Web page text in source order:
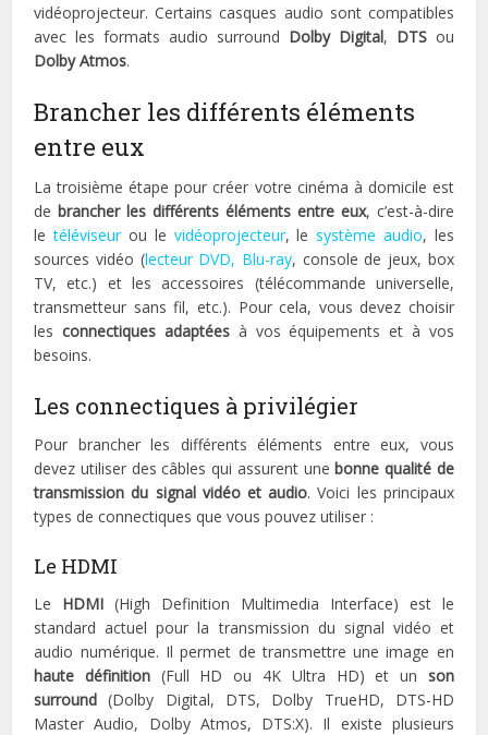
vidéoprojecteur. Certains casques audio sont compatibles
avec les formats audio surround Dolby Digital, DTSou
Dolby Atmos.
Brancher les différents éléments
entre eux
La troisième étape pour créer votre cinéma à domicile est
debrancher les différents éléments entre eux, c’est-à-dire
letéléviseurou le vidéoprojecteur, lesystème audio, les
sources vidéo (lecteur DVD, Blu-ray, console de jeux, box
TV, etc.) et les accessoires (télécommande universelle,
transmetteur sans fil, etc.). Pour cela, vous devez choisir
lesconnectiques adaptéesà vos équipements et à vos
besoins.
Les connectiques à privilégier
Pour brancher les différents éléments entre eux, vous
devez utiliser des câbles qui assurent unebonne qualité de
transmission du signal vidéo et audio. Voici les principaux
types de connectiques que vous pouvez utiliser :
Le HDMI
Le HDMI (High Definition Multimedia Interface) est le
standard actuel pour la transmission du signal vidéo et
audio numérique. Il permet de transmettre une image en
haute définition(Full HD ou 4K Ultra HD) et un son
surround (Dolby Digital, DTS, Dolby TrueHD, DTS-HD
Master Audio, Dolby Atmos, DTS:X). Il existe plusieurs